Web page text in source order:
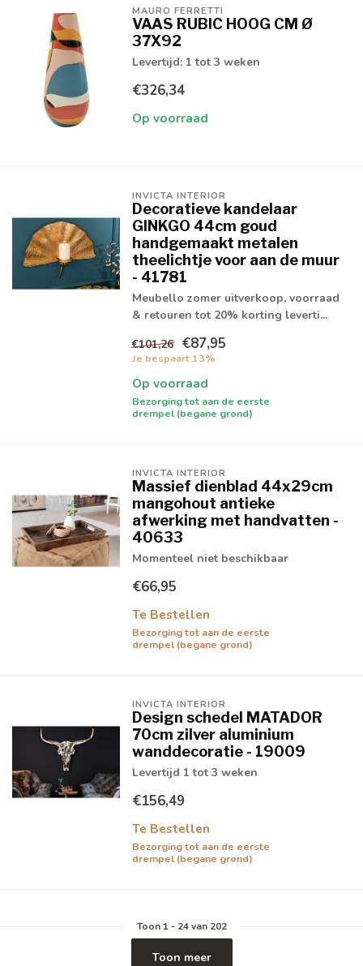
MAURO FERRETTI
VAAS RUBIC HOOG CM Ø
37X92
Levertijd: 1 tot 3 weken
€326,34
Op voorraad
INVICTA INTERIOR
Decoratieve kandelaar
GINKGO 44cm goud
handgemaakt metalen
theelichtje voor aan de muur
- 41781
Meubello zomer uitverkoop, voorraad
& retouren tot 20% korting leverti...
€101,26 €87,95
Je bespaart 13%
Op voorraad
Bezorging tot aan de eerste
drempel (begane grond)
INVICTA INTERIOR
Massief dienblad 44x29cm
mangohout antieke
afwerking met handvatten -
40633
Momenteel niet beschikbaar
€66,95
Te Bestellen
Bezorging tot aan de eerste
drempel (begane grond)
INVICTA INTERIOR
Design schedel MATADOR
70cm zilver aluminium
wanddecoratie - 19009
Levertijd 1 tot 3 weken
€156,49
Te Bestellen
Bezorging tot aan de eerste
drempel (begane grond)
Toon 1- 24van 202
Toon meer